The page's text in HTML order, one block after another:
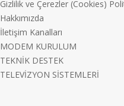
Gizlilik ve Çerezler (Cookies)
Hakkımızda
İletişim Kanalları
MODEM KURULUM
TEKNİK DESTEK
TELEVİZYON SİSTEMLERİ